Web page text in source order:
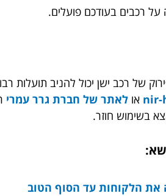
על רכבים בעודכם פועלים.
של רכב ישן יכול להניב תועלות
nir- או לאתר של חברת גרר עמרי
בשימוש חוזר.
את הלקוחות עד הסוף הטוב